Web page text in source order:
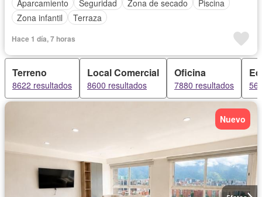
Aparcamiento
Seguridad Zona de secado
Piscina
Zona infantil
Terraza
Hace 1 día, 7 horas
Terreno
8622 resultados
Local Comercial
8600 resultados
Oficina
7880 resultados
Nuevo